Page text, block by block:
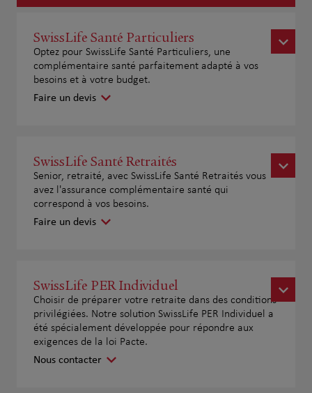
SwissLife Santé Particuliers
Optez pour SwissLife Santé Particuliers, une
complémentaire santé parfaitement adapté à vos
besoins et à votre budget.
Faire un devis
SwissLife Santé Retraités
Senior, retraité, avec SwissLife Santé Retraités vous
avez l'assurance complémentaire santé qui
correspond à vos besoins.
Faire un devis
SwissLife PER Individuel
Choisir de préparer votre retraite dans des conditions
privilégiées. Notre solution SwissLife PER Individuel a
été spécialement développée pour répondre aux
exigences de la loi Pacte.
Nous contacter